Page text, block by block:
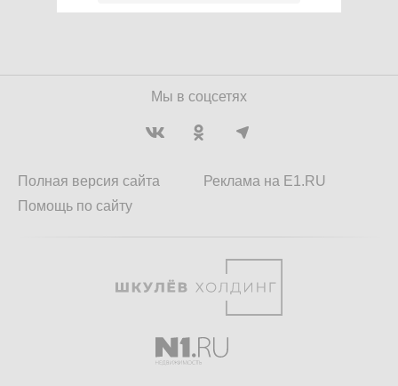
Мы в соцсетях
Полная версия сайта
Помощь по сайту
Реклама на E1.RU